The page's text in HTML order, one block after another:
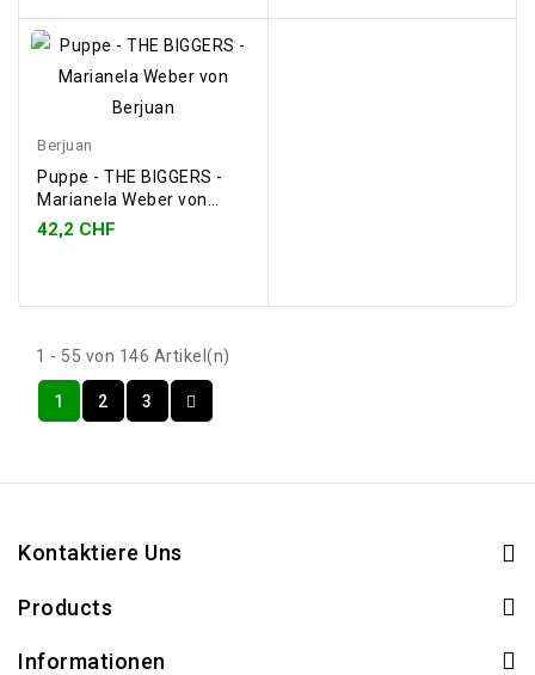
Berjuan
Puppe - THE BIGGERS -
Marianela Weber von
Berjuan
42,2 CHF
1 - 55 von 146 Artikel(n)
1 2 3
Kontaktiere Uns
Products
Informationen